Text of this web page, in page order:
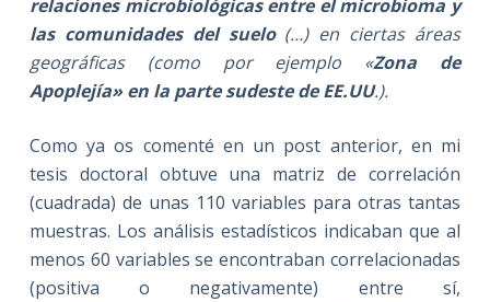
relaciones microbiológicas entre el microbioma y
las comunidades del suelo(…) en ciertas áreas
geográficas (como por ejemplo «Zona de
Apoplejía» en la parte sudeste de EE.UU.).
Como ya os comenté en un post anterior, en mi
tesis doctoral obtuve una matriz de correlación
(cuadrada) de unas 110 variables para otras tantas
muestras. Los análisis estadísticos indicaban que al
menos 60 variables se encontraban correlacionadas
(positiva o negativamente) entre sí,